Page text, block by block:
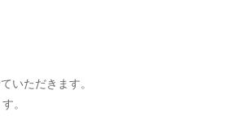
いただきます。
。